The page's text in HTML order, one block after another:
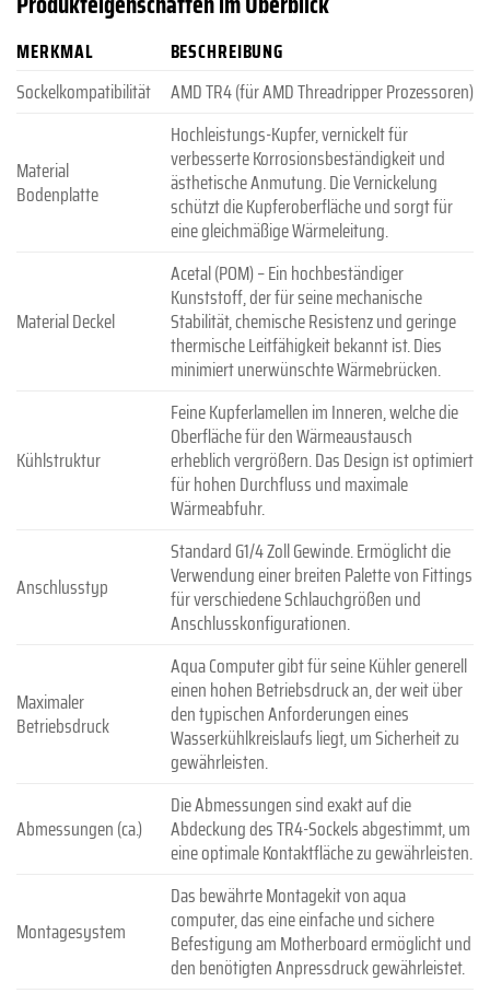
MERKMAL
BESCHREIBUNG
Sockelkompatibilität
AMD TR4 (für AMD Threadripper Prozessoren)
Material
Bodenplatte
Hochleistungs-Kupfer, vernickelt für
verbesserte Korrosionsbeständigkeit und
ästhetische Anmutung. Die Vernickelung
schützt die Kupferoberfläche und sorgt für
eine gleichmäßige Wärmeleitung.
Material Deckel
Acetal (POM) – Ein hochbeständiger
Kunststoff, der für seine mechanische
Stabilität, chemische Resistenz und geringe
thermische Leitfähigkeit bekannt ist. Dies
minimiert unerwünschte Wärmebrücken.
Kühlstruktur
Feine Kupferlamellen im Inneren, welche die
Oberfläche für den Wärmeaustausch
erheblich vergrößern. Das Design ist optimiert
für hohen Durchfluss und maximale
Wärmeabfuhr.
Anschlusstyp
Standard G1/4 Zoll Gewinde. Ermöglicht die
Verwendung einer breiten Palette von Fittings
für verschiedene Schlauchgrößen und
Anschlusskonfigurationen.
Maximaler
Betriebsdruck
Aqua Computer gibt für seine Kühler generell
einen hohen Betriebsdruck an, der weit über
den typischen Anforderungen eines
Wasserkühlkreislaufs liegt, um Sicherheit zu
gewährleisten.
Abmessungen (ca.)
Die Abmessungen sind exakt auf die
Abdeckung des TR4-Sockels abgestimmt, um
eine optimale Kontaktfläche zu gewährleisten.
Montagesystem
Das bewährte Montagekit von aqua
computer, das eine einfache und sichere
Befestigung am Motherboard ermöglicht und
den benötigten Anpressdruck gewährleistet.